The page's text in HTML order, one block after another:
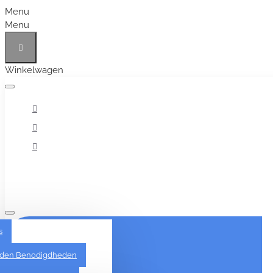
Menu
Menu
Winkelwagen
Alles
Benodigdheden